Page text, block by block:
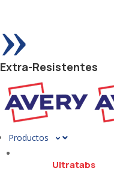
»
Extra-Resistentes
Productos
Ultratabs